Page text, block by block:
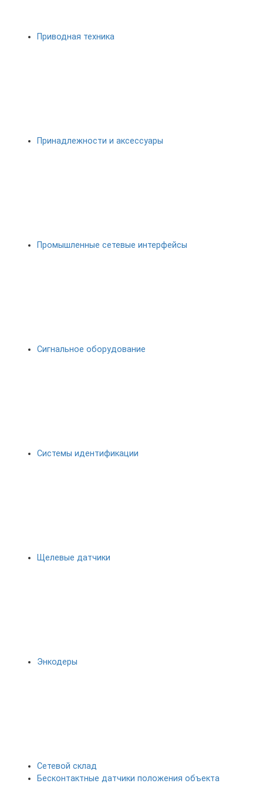
Приводная техника
Принадлежности и аксессуары
Промышленные сетевые интерфейсы
Сигнальное оборудование
Системы идентификации
Щелевые датчики
Энкодеры
Сетевой склад
Бесконтактные датчики положения объекта